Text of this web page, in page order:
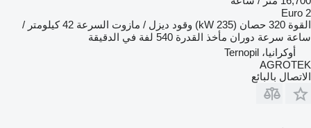
Euro 2
القوة 320 حصان (235 kW) وقود ديزل / مازوت السرعة
42 كيلومتر /
ساعة سرعة دوران مأخذ القدرة 540 لفة في الدقيقة
أوكرانيا، Ternopil
AGROTEK
الاتصال بالبائع